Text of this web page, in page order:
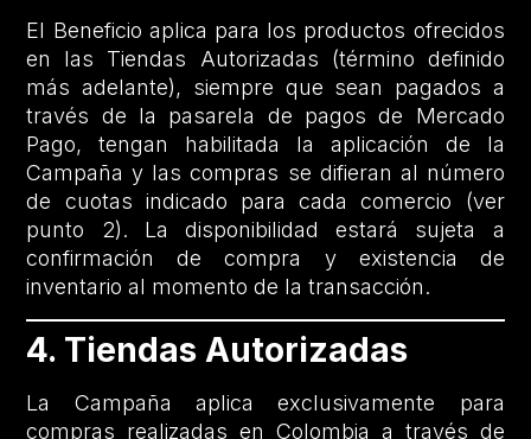
El Beneficio aplica para los productos ofrecidos
en las Tiendas Autorizadas (término definido
más adelante), siempre que sean pagados a
través de la pasarela de pagos de Mercado
Pago, tengan habilitada la aplicación de la
Campaña y las compras se difieran al número
de cuotas indicado para cada comercio (ver
punto 2). La disponibilidad estará sujeta a
confirmación de compra y existencia de
inventario al momento de la transacción.
4. Tiendas Autorizadas
La Campaña aplica exclusivamente para
compras realizadas en Colombia a través de